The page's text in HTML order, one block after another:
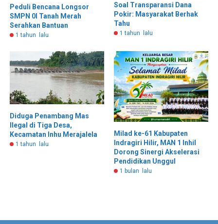
Peduli Bencana Longsor
SMPN 0I Tanah Merah
Serahkan Bantuan
1 tahun lalu
Soal Transparansi Dana
Pokir: Masyarakat Berhak
Tahu
1 tahun lalu
Diduga Penambang Mas
Ilegal di Tiga Desa,
Kecamatan Inhu Merajalela
1 tahun lalu
Milad ke-61 Kabupaten
Indragiri Hilir, MAN 1 Inhil
Dorong Sinergi Akselerasi
Pendidikan Unggul
1 bulan lalu